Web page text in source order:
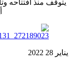
يناير 28
2022